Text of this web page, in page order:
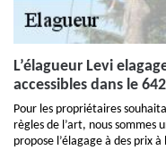
L’élagueur Levi
accessibles dans le
Pour les propriétaires
règles de l’art, nous sommes
propose l’élagage à des prix